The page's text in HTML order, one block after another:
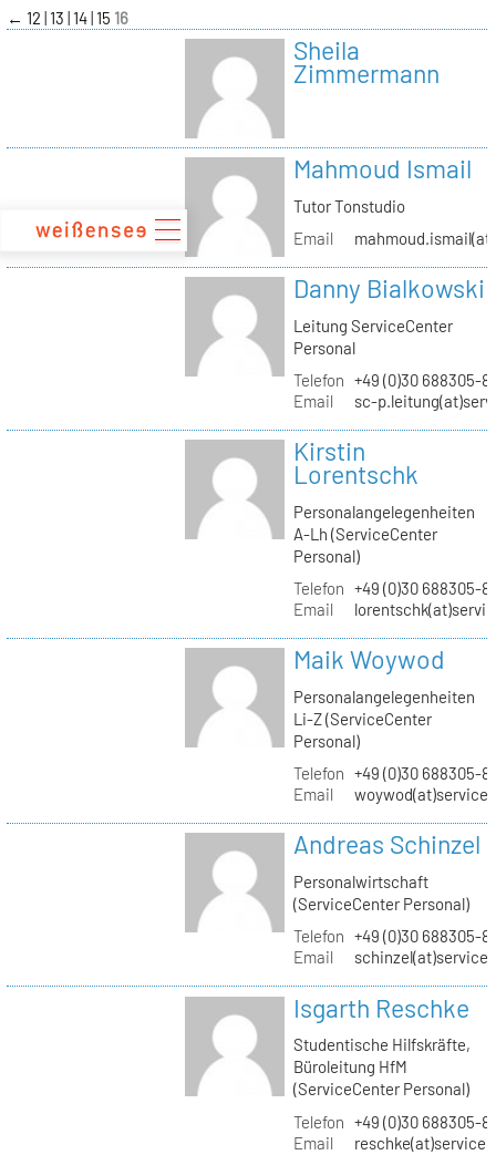
zum
Inhalt
← 12 13 14 15 16
Sheila
Zimmermann
Mahmoud Ismail
Tutor Tonstudio
Email
Danny Bialkowski
Leitung ServiceCenter
Personal
Telefon +49 (0)30 688305-
Email
sc-
Kirstin
Lorentschk
Personalangelegenheiten
A-Lh (ServiceCenter
Personal)
Telefon +49 (0)30 688305-
Email
Maik Woywod
Personalangelegenheiten
Li-Z (ServiceCenter
Personal)
Telefon +49 (0)30 688305-
Email
Andreas Schinzel
Personalwirtschaft
(ServiceCenter Personal)
Telefon +49 (0)30 688305-
Email
Isgarth Reschke
Studentische Hilfskräfte,
Büroleitung HfM
(ServiceCenter Personal)
Telefon +49 (0)30 688305-
Email